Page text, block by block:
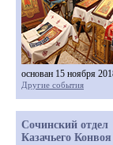
основан 15 ноября
Другие события
Сочинский отдел
Казачьего